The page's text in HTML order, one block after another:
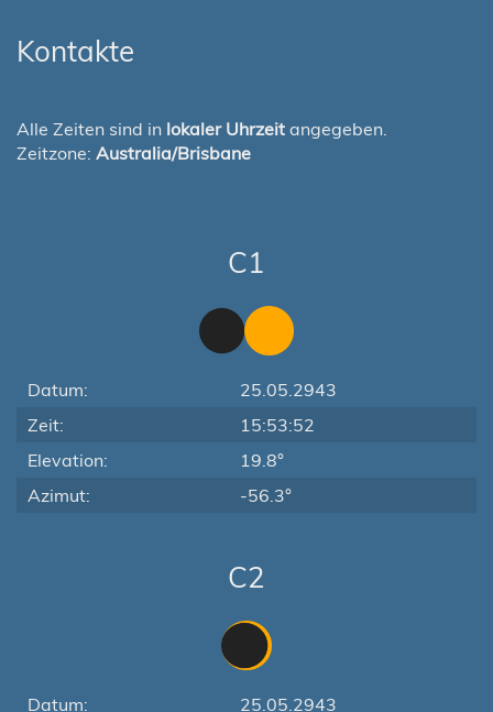
Kontakte
Alle Zeiten sind in lokaler Uhrzeit angegeben.
Zeitzone: Australia/Brisbane
C1
Datum:
25.05.2943
Zeit:
15:53:52
Elevation:
19.8°
Azimut:
-56.3°
C2
Datum: 25.05.2943